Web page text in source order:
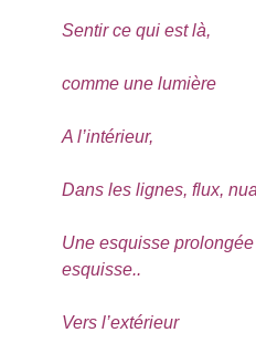
Sentir ce qui est là,
comme une lumière
A l’intérieur,
Dans les lignes, flux,
Une esquisse
esquisse..
Vers l’extérieur